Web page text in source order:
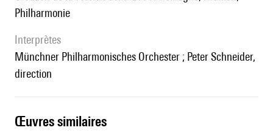
Philharmonie
interprètes
Münchner Philharmonisches Orchester ; Peter Schneider,
direction
œuvres similaires